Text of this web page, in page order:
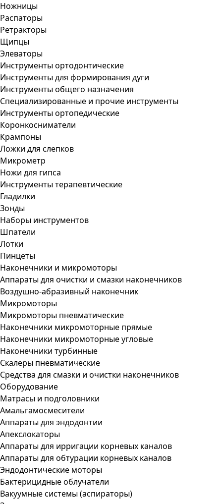
Ножницы
Распаторы
Ретракторы
Щипцы
Элеваторы
Инструменты ортодонтические
Инструменты для формирования дуги
Инструменты общего назначения
Специализированные и прочие инструменты
Инструменты ортопедические
Коронкосниматели
Крампоны
Ложки для слепков
Микрометр
Ножи для гипса
Инструменты терапевтические
Гладилки
Зонды
Наборы инструментов
Шпатели
Лотки
Пинцеты
Наконечники и микромоторы
Аппараты для очистки и смазки наконечников
Воздушно-абразивный наконечник
Микромоторы
Микромоторы пневматические
Наконечники микромоторные прямые
Наконечники микромоторные угловые
Наконечники турбинные
Скалеры пневматические
Средства для смазки и очистки наконечников
Оборудование
Матрасы и подголовники
Амальгамосмесители
Аппараты для эндодонтии
Апекслокаторы
Аппараты для ирригации корневых каналов
Аппараты для обтурации корневых каналов
Эндодонтические моторы
Бактерицидные облучатели
Вакуумные системы (аспираторы)